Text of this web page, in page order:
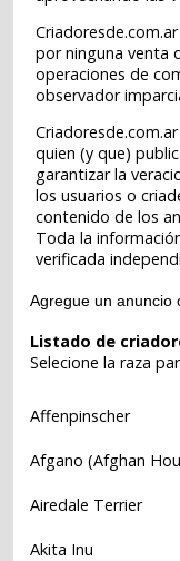
por ninguna venta
operaciones de
observador
quien (y que)
garantizar la
los usuarios o
contenido de los
Toda la
verificada
Agregue un anuncio
Listado de
Selecione la raza
Affenpinscher
Afgano (Afghan
Airedale Terrier
Akita Inu